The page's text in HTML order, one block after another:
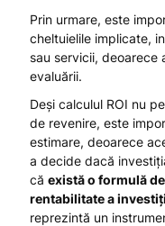
Prin urmare, este
cheltuielile implicate,
sau servicii,
evaluării.
Deși calculul ROI nu
de revenire, este
estimare, deoarece
a decide dacă
că există o formulă
rentabilitate a
reprezintă un